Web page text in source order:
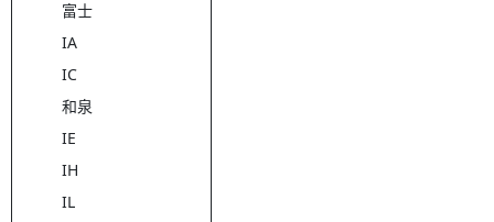
富士
IA
IC
和泉
IE
IH
IL